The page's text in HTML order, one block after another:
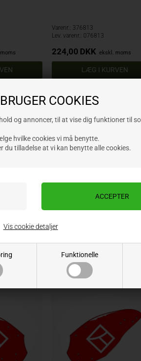
COOKIES
og annoncer, til at vise dig funktioner til
hvilke cookies vi må benytte.
du tilladelse at vi kan benytte alle cookies.
Funktionelle
Vis cookie detaljer
Varenr.: 376813
Lev. varenr.: 076813
224,00 DKK ekskl. moms
Bolte inkluderet
Kverneland landside lang
Lev. varenr.: 063603
374,00DKK